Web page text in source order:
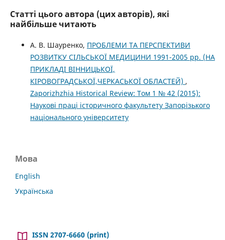
Статті цього автора (цих авторів), які
найбільше читають
А. В. Шауренко, ПРОБЛЕМИ ТА ПЕРСПЕКТИВИ
РОЗВИТКУ СІЛЬСЬКОЇ МЕДИЦИНИ 1991-2005 рр. (НА
ПРИКЛАДІ ВІННИЦЬКОЇ,
КІРОВОГРАДСЬКОЇ,ЧЕРКАСЬКОЇ ОБЛАСТЕЙ) ,
Zaporizhzhia Historical Review: Том 1 № 42 (2015):
Наукові праці історичного факультету Запорізького
національного університету
Мова
English
Українська
ISSN 2707-6660 (print)